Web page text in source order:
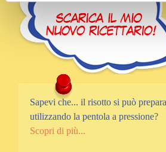
Sapevi che... il risotto si può
utilizzando la pentola a pressione?
Scopri di più...